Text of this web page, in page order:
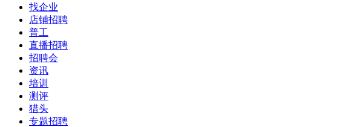
找企业
店铺招聘
普工
直播招聘
招聘会
资讯
培训
测评
猎头
专题招聘